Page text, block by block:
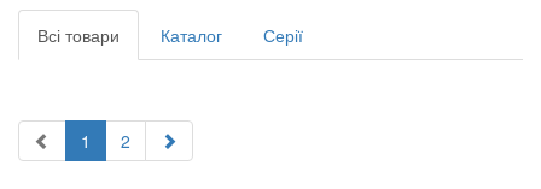
Всі товари Каталог Серії
1 2